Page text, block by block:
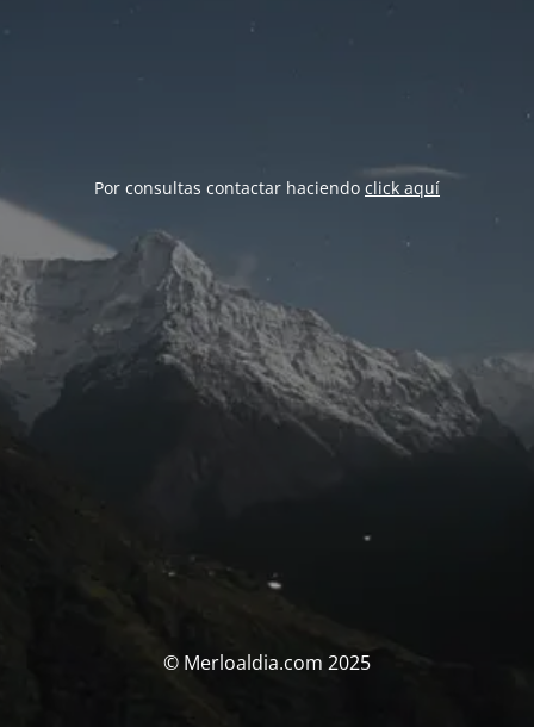
Por consultas contactar haciendo click aquí
© Merloaldia.com 2025